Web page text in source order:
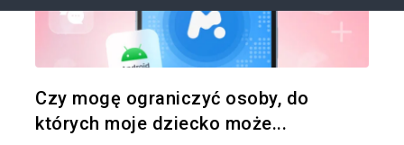
Czy mogę ograniczyć osoby, do
których moje dziecko może...